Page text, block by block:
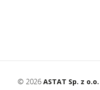
© 2026 ASTAT Sp. z o.o.